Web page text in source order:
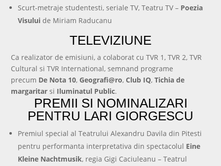
Scurt-metraje studentesti, seriale TV, Teatru TV – Poezia
Visului de Miriam Raducanu
TELEVIZIUNE
Ca realizator de emisiuni, a colaborat cu TVR 1, TVR 2, TVR
Cultural si TVR International, semnand programe
precum De Nota 10, Geografi@ro, Club IQ,Tichia de
margaritar si Iluminatul Public.
PREMII SI NOMINALIZARI
PENTRU LARI GIORGESCU
Premiul special al Teatrului Alexandru Davila din Pitesti
pentru performanta interpretativa din spectacolul Eine
Kleine Nachtmusik, regia Gigi Caciuleanu – Teatrul